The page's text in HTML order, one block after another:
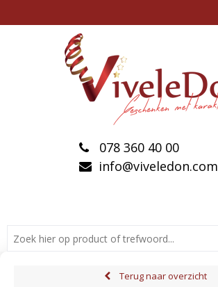
078 360 40 00
info@viveledon.com
Terug naar overzicht